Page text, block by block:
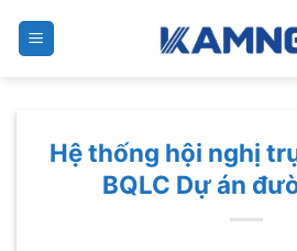
Hệ thống hội nghị
BQLC Dự án